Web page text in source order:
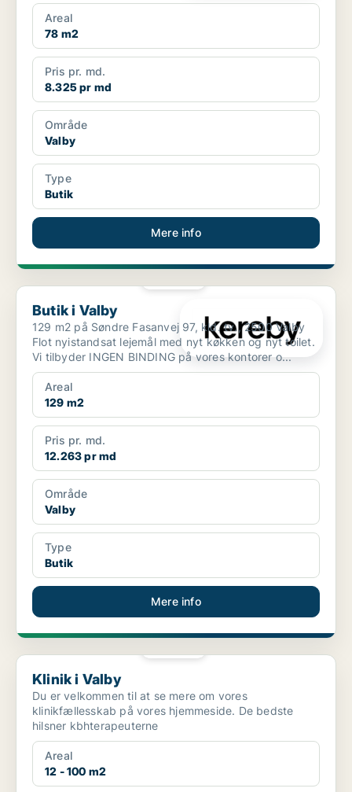
butikker...
Areal
78 m2
Pris pr. md.
8.325 pr md
Område
Valby
Type
Butik
Mere info
Butik i Valby
Butik i Valby
129 m2 på Søndre Fasanvej 97, kld. tv., 2500 Valby
Flot nyistandsat lejemål med nyt køkken og nyt toilet.
Vi tilbyder INGEN BINDING på vores kontorer o...
Areal
129 m2
Pris pr. md.
12.263 pr md
Område
Valby
Type
Butik
Mere info
Klinik i Valby
Klinik i Valby
Du er velkommen til at se mere om vores
klinikfællesskab på vores hjemmeside. De bedste
hilsner kbhterapeuterne
Areal
12 - 100 m2